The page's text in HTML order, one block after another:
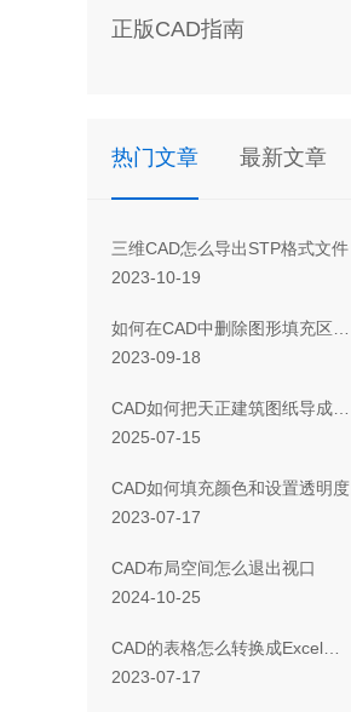
正版CAD指南
热门文章 最新文章
三维CAD怎么导出STP格式文件
2023-10-19
如何在CAD中删除图形填充区域的一部分
2023-09-18
CAD如何把天正建筑图纸导成天正T3/T8/T9格式版本
2025-07-15
CAD如何填充颜色和设置透明度
2023-07-17
CAD布局空间怎么退出视口
2024-10-25
CAD 的表格怎么转换成Excel表格
2023-07-17